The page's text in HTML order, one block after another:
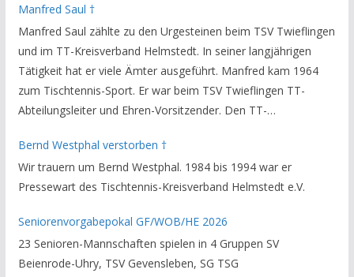
Manfred Saul †
Manfred Saul zählte zu den Urgesteinen beim TSV Twieflingen
und im TT-Kreisverband Helmstedt. In seiner langjährigen
Tätigkeit hat er viele Ämter ausgeführt. Manfred kam 1964
zum Tischtennis-Sport. Er war beim TSV Twieflingen TT-
Abteilungsleiter und Ehren-Vorsitzender. Den TT-
Helmstedt unterstützte er als Staffelleiter. Zuletzt war er
Vorsitzender des Rechtsausschusses im Kreisverband. Im
stillen GedenkenH.-K. Bartels / Vorsitzender
Bernd Westphal verstorben †
Wir trauern um Bernd Westphal. 1984 bis 1994 war er
Pressewart des Tischtennis-Kreisverband Helmstedt e.V.
Seniorenvorgabepokal GF/WOB/HE 2026
23 Senioren-Mannschaften spielen in 4 Gruppen SV
Beienrode-Uhry, TSV Gevensleben, SG TSG